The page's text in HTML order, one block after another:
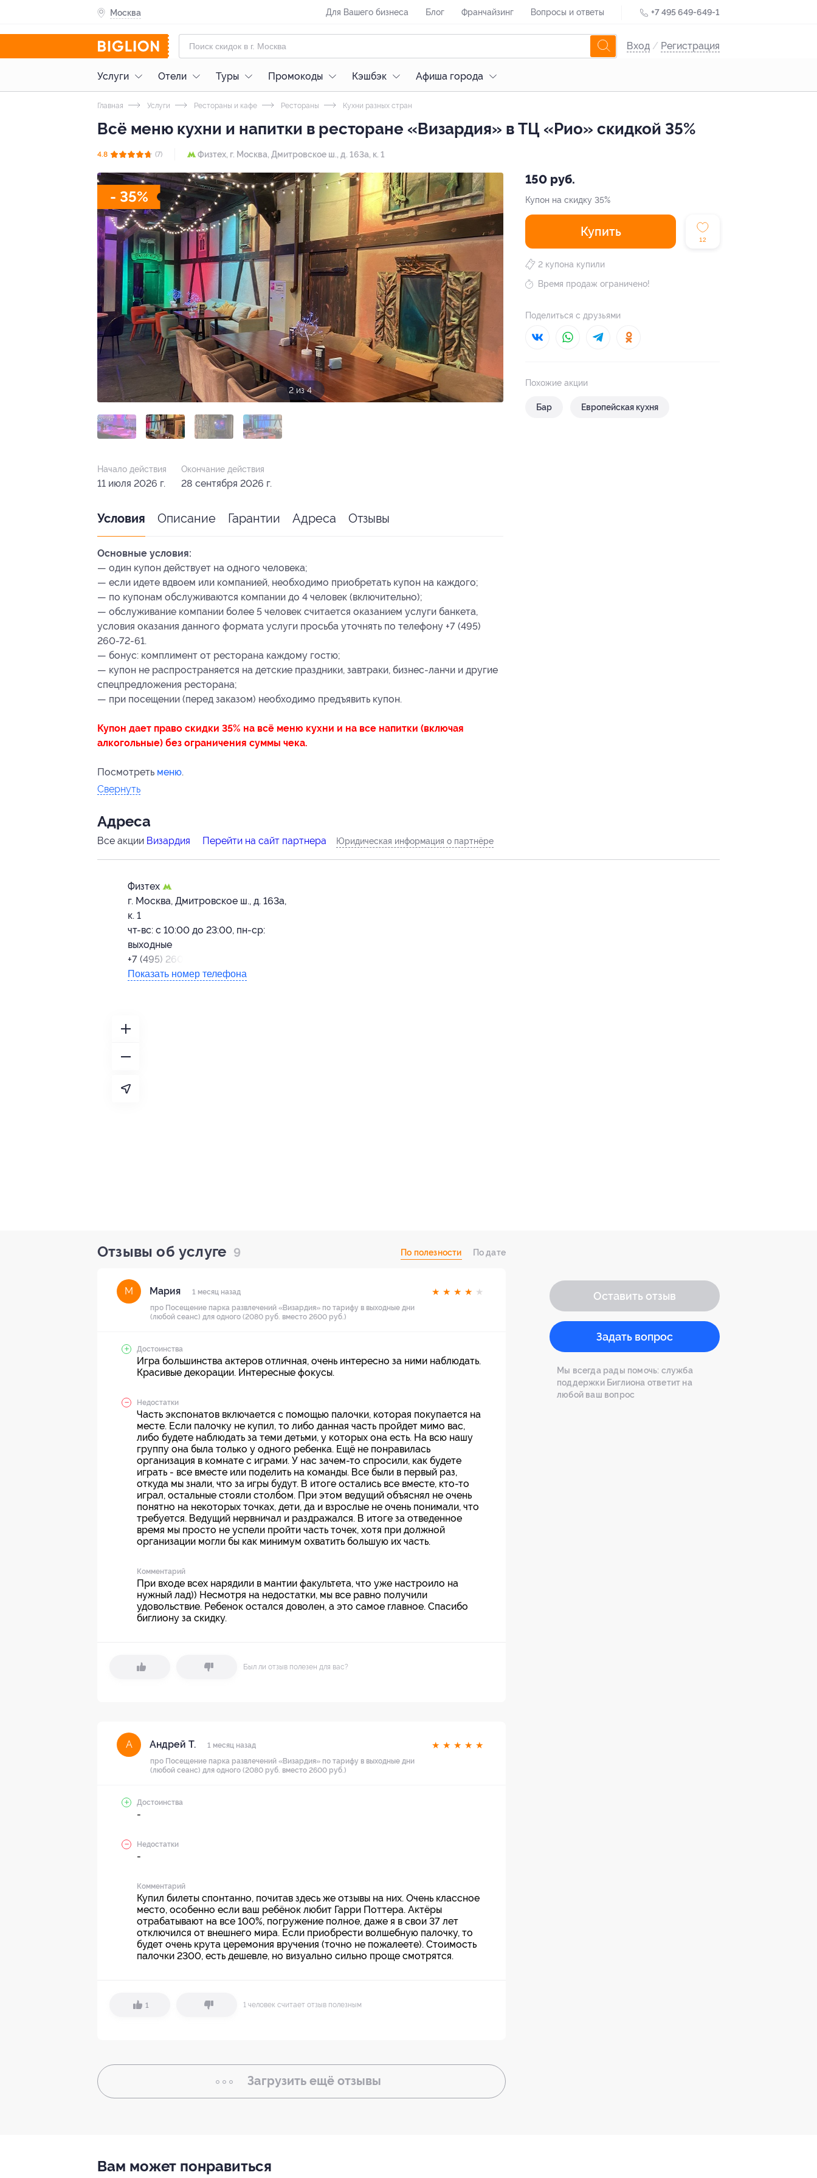
Москва Для Вашего бизнеса Блог Франчайзинг Вопросы и ответы +7 495 649-649-1
Вход / Регистрация
Услуги Отели Туры Промокоды Кэшбэк Афиша города
Главная Услуги Рестораны и кафе Рестораны Кухни разных стран
Всё меню кухни и напитки в ресторане «Визардия» в ТЦ «Рио» скидкой 35%
4.8 (7) Физтех, г. Москва, Дмитровское ш., д. 163а, к. 1
- 35%
2 из 4
150 руб.
Купон на скидку 35%
Купить
12
2 купона купили
Время продаж ограничено!
Поделиться с друзьями
Похожие акции
Бар Европейская кухня
Начало действия
11 июля 2026 г.
Окончание действия
28 сентября 2026 г.
Условия Описание Гарантии Адреса Отзывы
Основные условия:
— один купон действует на одного человека;
— если идете вдвоем или компанией, необходимо приобретать купон на каждого;
— по купонам обслуживаются компании до 4 человек (включительно);
— обслуживание компании более 5 человек считается оказанием услуги банкета,
условия оказания данного формата услуги просьба уточнять по телефону +7 (495)
260-72-61.
— бонус: комплимент от ресторана каждому гостю;
— купон не распространяется на детские праздники, завтраки, бизнес-ланчи и другие
спецпредложения ресторана;
— при посещении (перед заказом) необходимо предъявить купон.
Купон дает право скидки 35% на всё меню кухни и на все напитки (включая
алкогольные) без ограничения суммы чека.
Посмотреть меню.
Свернуть
Адресa
Все акции Визардия Перейти на сайт партнера Юридическая информация о партнёре
Физтех
г. Москва, Дмитровское ш., д. 163а,
к. 1
чт-вс: с 10:00 до 23:00, пн-ср:
выходные
+7 (495) 260-72-61
Показать номер телефона
Отзывы об услуге 9 По полезности По дате
М Мария 1 месяц назад ★ ★ ★ ★ ★
про Посещение парка развлечений «Визардия» по тарифу в выходные дни
(любой сеанс) для одного (2080 руб. вместо 2600 руб.)
Достоинства
Игра большинства актеров отличная, очень интересно за ними наблюдать.
Красивые декорации. Интересные фокусы.
Недостатки
Часть экспонатов включается с помощью палочки, которая покупается на
месте. Если палочку не купил, то либо данная часть пройдет мимо вас,
либо будете наблюдать за теми детьми, у которых она есть. На всю нашу
группу она была только у одного ребенка. Ещё не понравилась
организация в комнате с играми. У нас зачем-то спросили, как будете
играть - все вместе или поделить на команды. Все были в первый раз,
откуда мы знали, что за игры будут. В итоге остались все вместе, кто-то
играл, остальные стояли столбом. При этом ведущий объяснял не очень
понятно на некоторых точках, дети, да и взрослые не очень понимали, что
требуется. Ведущий нервничал и раздражался. В итоге за отведенное
время мы просто не успели пройти часть точек, хотя при должной
организации могли бы как минимум охватить большую их часть.
Комментарий
При входе всех нарядили в мантии факультета, что уже настроило на
нужный лад)) Несмотря на недостатки, мы все равно получили
удовольствие. Ребенок остался доволен, а это самое главное. Спасибо
биглиону за скидку.
Был ли отзыв полезен для вас?
А Андрей Т. 1 месяц назад ★ ★ ★ ★ ★
про Посещение парка развлечений «Визардия» по тарифу в выходные дни
(любой сеанс) для одного (2080 руб. вместо 2600 руб.)
Достоинства
-
Недостатки
-
Комментарий
Купил билеты спонтанно, почитав здесь же отзывы на них. Очень классное
место, особенно если ваш ребёнок любит Гарри Поттера. Актёры
отрабатывают на все 100%, погружение полное, даже я в свои 37 лет
отключился от внешнего мира. Если приобрести волшебную палочку, то
будет очень крута церемония вручения (точно не пожалеете). Стоимость
палочки 2300, есть дешевле, но визуально сильно проще смотрятся.
1 1 человек считает отзыв полезным
Загрузить ещё отзывы
Оставить отзыв
Задать вопрос
Мы всегда рады помочь: служба
поддержки Биглиона ответит на
любой ваш вопрос
Вам может понравиться